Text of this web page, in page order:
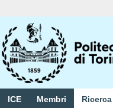
ICE Membri Ricerca